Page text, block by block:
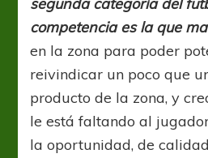
segunda categoría del
competencia es la que
en la zona para poder
reivindicar un poco que
producto de la zona, y
le está faltando al
la oportunidad, de